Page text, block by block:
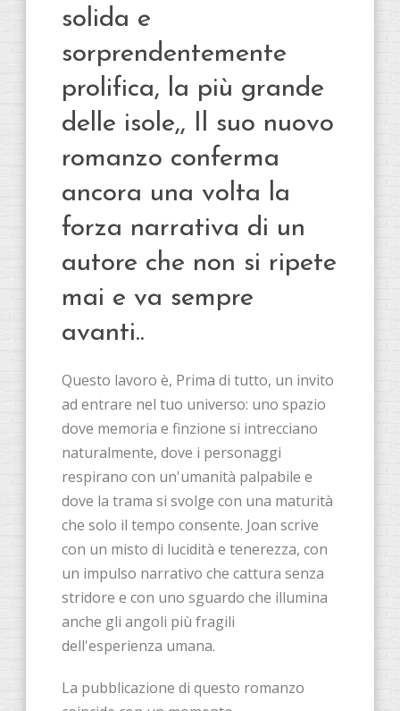
solida e
sorprendentemente
prolifica, la più grande
delle isole,, Il suo nuovo
romanzo conferma
ancora una volta la
forza narrativa di un
autore che non si ripete
mai e va sempre
avanti..
Questo lavoro è, Prima di tutto, un invito
ad entrare nel tuo universo: uno spazio
dove memoria e finzione si intrecciano
naturalmente, dove i personaggi
respirano con un'umanità palpabile e
dove la trama si svolge con una maturità
che solo il tempo consente. Joan scrive
con un misto di lucidità e tenerezza, con
un impulso narrativo che cattura senza
stridore e con uno sguardo che illumina
anche gli angoli più fragili
dell'esperienza umana.
La pubblicazione di questo romanzo